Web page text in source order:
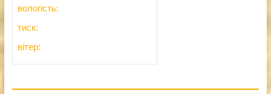
вологість:
тиск:
вітер: